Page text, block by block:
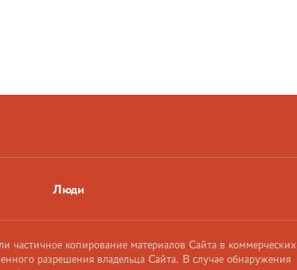
Люди
частичное копирование материалов Сайта в коммерческих
разрешения владельца Сайта. В случае обнаружения